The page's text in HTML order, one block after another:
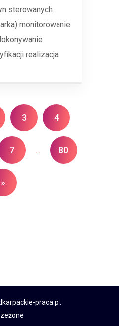
sterowanych
monitorowanie
realizacja
3 4
7 ... 80
»
praca.pl.